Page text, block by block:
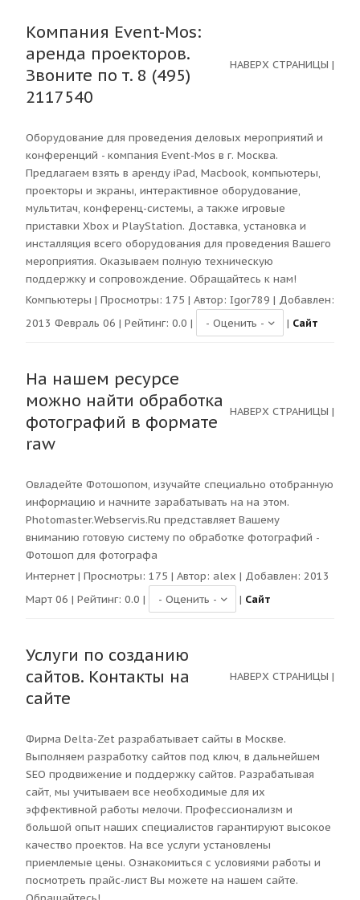
Компания Event-Mos:
аренда проекторов.
Звоните по т. 8 (495)
2117540
НАВЕРХ СТРАНИЦЫ |
Оборудование для проведения деловых мероприятий и
конференций - компания Event-Mos в г. Москва.
Предлагаем взять в аренду iPad, Macbook, компьютеры,
проекторы и экраны, интерактивное оборудование,
мультитач, конференц-системы, а также игровые
приставки Xbox и PlayStation. Доставка, установка и
инсталляция всего оборудования для проведения Вашего
мероприятия. Оказываем полную техническую
поддержку и сопровождение. Обращайтесь к нам!
Компьютеры | Просмотры: 175 | Автор: Igor789 | Добавлен:
2013 Февраль 06 | Рейтинг: 0.0 | | Сайт
На нашем ресурсе
можно найти обработка
фотографий в формате
raw
НАВЕРХ СТРАНИЦЫ |
Овладейте Фотошопом, изучайте специально отобранную
информацию и начните зарабатывать на на этом.
Photomaster.Webservis.Ru представляет Вашему
вниманию готовую систему по обработке фотографий -
Фотошоп для фотографа
Интернет | Просмотры: 175 | Автор: alex | Добавлен: 2013
Март 06 | Рейтинг: 0.0 | | Сайт
Услуги по созданию
сайтов. Контакты на
сайте
НАВЕРХ СТРАНИЦЫ |
Фирма Delta-Zet разрабатывает сайты в Москве.
Выполняем разработку сайтов под ключ, в дальнейшем
SEO продвижение и поддержку сайтов. Разрабатывая
сайт, мы учитываем все необходимые для их
эффективной работы мелочи. Профессионализм и
большой опыт наших специалистов гарантируют высокое
качество проектов. На все услуги установлены
приемлемые цены. Ознакомиться с условиями работы и
посмотреть прайс-лист Вы можете на нашем сайте.